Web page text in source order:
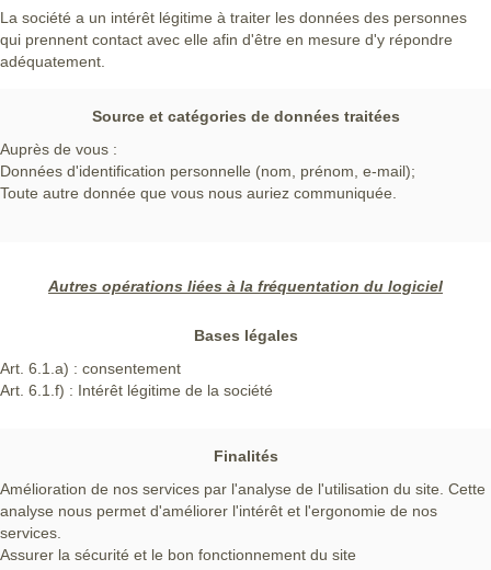
La société a un intérêt légitime à traiter les données des personnes
qui prennent contact avec elle afin d'être en mesure d'y répondre
adéquatement.
Source et catégories de données traitées
Auprès de vous :
Données d'identification personnelle (nom, prénom, e-mail);
Toute autre donnée que vous nous auriez communiquée.
Autres opérations liées à la fréquentation du logiciel
Bases légales
Art. 6.1.a) : consentement
Art. 6.1.f) : Intérêt légitime de la société
Finalités
Amélioration de nos services par l'analyse de l'utilisation du site. Cette
analyse nous permet d'améliorer l'intérêt et l'ergonomie de nos
services.
Assurer la sécurité et le bon fonctionnement du site